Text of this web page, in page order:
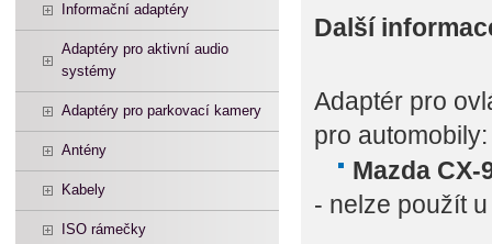
Informační adaptéry
Adaptéry pro aktivní audio
systémy
Adaptéry pro parkovací kamery
Antény
Kabely
ISO rámečky
Další
Adaptér pro
pro automobily:
Mazda CX-
- nelze použít